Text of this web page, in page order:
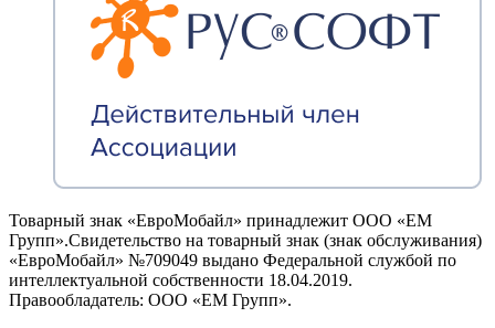
Товарный знак «ЕвроМобайл» принадлежит ООО «ЕМ
Групп».Свидетельство на товарный знак (знак обслуживания)
«ЕвроМобайл» №709049 выдано Федеральной службой по
интеллектуальной собственности 18.04.2019.
Правообладатель: ООО «ЕМ Групп».